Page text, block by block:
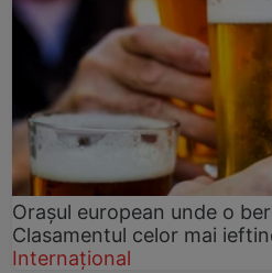
Orașul european unde o
Clasamentul celor mai
Internațional